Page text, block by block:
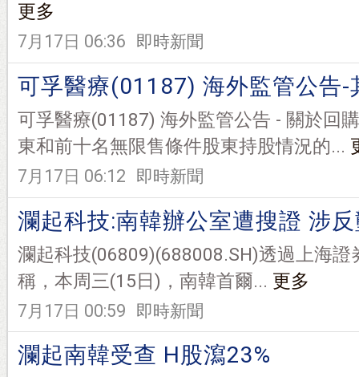
更多
7月17日 06:36 即時新聞
可孚醫療(01187) 海外監管公告-
可孚醫療(01187) 海外監管公告 - 關於回
東和前十名無限售條件股東持股情況的...
7月17日 06:12 即時新聞
瀾起科技:南韓辦公室遭搜證 涉
瀾起科技(06809)(688008.SH)透過上海證
稱，本周三(15日)，南韓首爾... 更多
7月17日 00:59 即時新聞
瀾起南韓受查 H股瀉23%